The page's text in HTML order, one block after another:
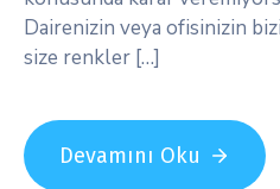
Dairenizin veya ofisinizin
size renkler […]
Devamını Oku